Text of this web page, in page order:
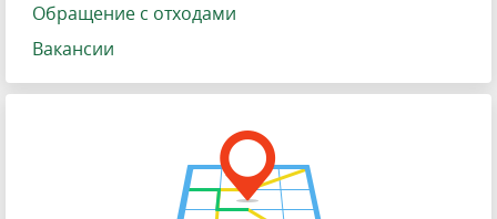
Обращение с отходами
Вакансии